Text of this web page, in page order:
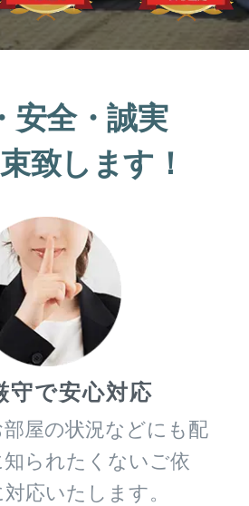
安全・誠実
致します！
守で安心対応
屋の状況などにも配
られたくないご依
応いたします。